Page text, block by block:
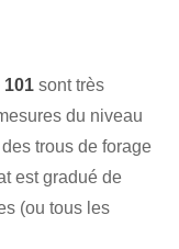
sont très
du niveau
trous de forage
est gradué de
(ou tous les